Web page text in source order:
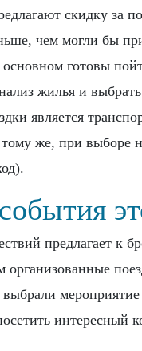
скидку
чем могли бы
основном готовы
жилья и
является
же, при выборе
предлагает к
интересный